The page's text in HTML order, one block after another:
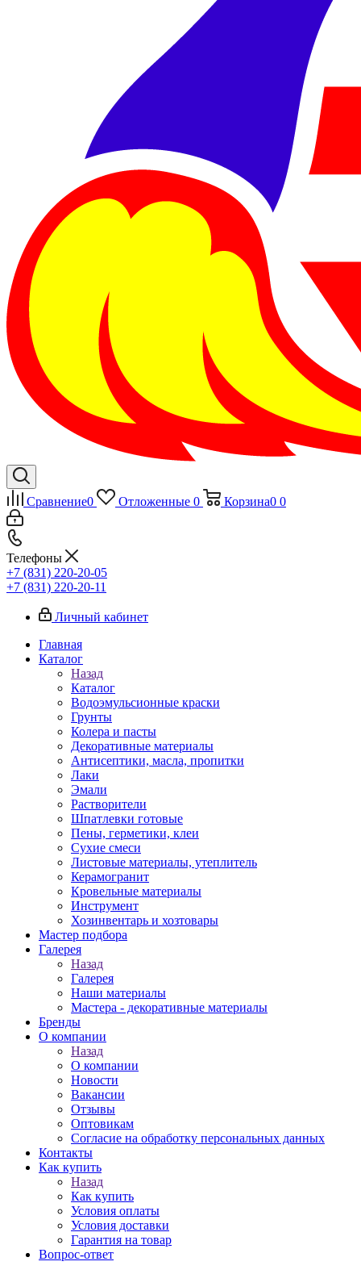
Сравнение0 Отложенные 0 Корзина0 0
Телефоны
+7 (831) 220-20-05
+7 (831) 220-20-11
Личный кабинет
Главная
Каталог
Назад
Каталог
Водоэмульсионные краски
Грунты
Колера и пасты
Декоративные материалы
Антисептики, масла, пропитки
Лаки
Эмали
Растворители
Шпатлевки готовые
Пены, герметики, клеи
Сухие смеси
Листовые материалы, утеплитель
Керамогранит
Кровельные материалы
Инструмент
Хозинвентарь и хозтовары
Мастер подбора
Галерея
Назад
Галерея
Наши материалы
Мастера - декоративные материалы
Бренды
О компании
Назад
О компании
Новости
Вакансии
Отзывы
Оптовикам
Cогласие на обработку персональных данных
Контакты
Как купить
Назад
Как купить
Условия оплаты
Условия доставки
Гарантия на товар
Вопрос-ответ